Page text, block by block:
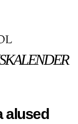
alused